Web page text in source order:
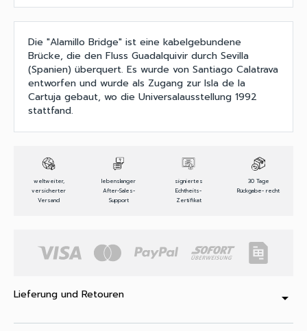
Die "Alamillo Bridge" ist eine kabelgebundene
Brücke, die den Fluss Guadalquivir durch Sevilla
(Spanien) überquert. Es wurde von Santiago Calatrava
entworfen und wurde als Zugang zur Isla de la
Cartuja gebaut, wo die Universalausstellung 1992
stattfand.
weltweiter,
versicherter
Versand
lebenslanger
After-Sales-
Support
signiertes
Echtheits-
Zertifikat
30 Tage
Rückgabe- recht
Lieferung und Retouren arrow_drop_down